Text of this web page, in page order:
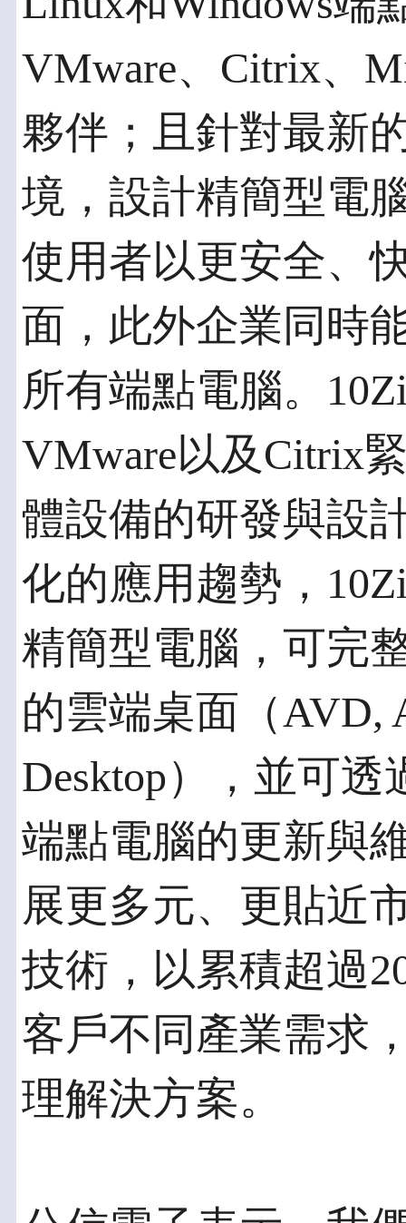
VMware、Citrix、
夥伴；且針對最新
境，設計精簡型電
使用者以更安全、
面，此外企業同時
所有端點電腦。
VMware以及Citrix
體設備的研發與設
化的應用趨勢，
精簡型電腦，可完
的雲端桌面（AVD,
Desktop），並可透
端點電腦的更新與
展更多元、更貼近
技術，以累積超過
客戶不同產業需求
理解決方案。